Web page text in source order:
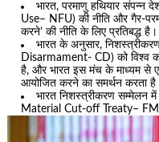
भारत, परमाणु हथियार
Use– NFU) की नीति और गैर-
करने’ की नीति के लिए प्रतिबद्ध है।
भारत के अनुसार,
Disarmament- CD) को विश्व
है, और भारत इस मंच के माध्यम से
आयोजित करने का समर्थन करता
भारत निशस्त्रीकरण सम्मेलन
Material Cut-off Treaty–